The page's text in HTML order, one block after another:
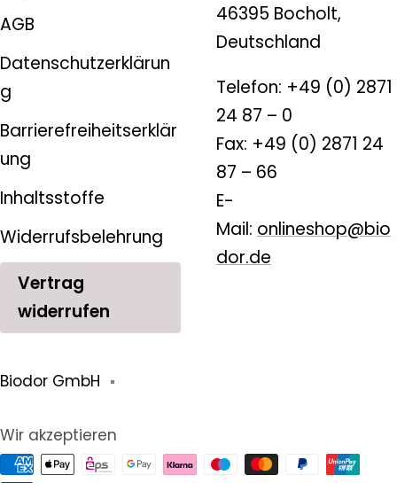
AGB
Datenschutzerklärun
g
Barrierefreiheitserklär
ung
Inhaltsstoffe
Widerrufsbelehrung
Vertrag
widerrufen
46395 Bocholt,
Deutschland
Telefon: +49 (0) 2871
24 87 – 0
Fax: +49 (0) 2871 24
87 – 66
E-
Mail: onlineshop@bio
dor.de
Biodor GmbH
Wir akzeptieren